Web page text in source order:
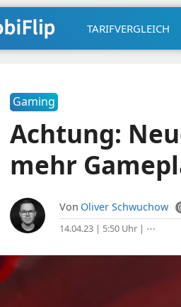
TARIFVERGLEICH
Gaming
Achtung:
mehr
Von Oliver Schwuchow
14.04.23 | 5:50 Uhr| ⋯